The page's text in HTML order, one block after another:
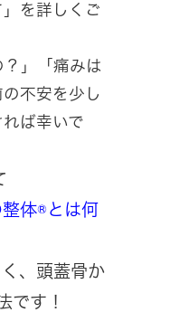
を詳しくご
？」「痛みは
不安を少し
ば幸いで
体®とは何
、頭蓋骨か
です！